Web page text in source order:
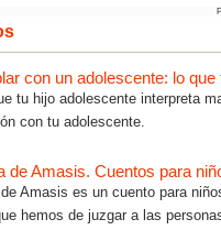
con un adolescente: lo
tu hijo adolescente interpreta
con tu adolescente.
de Amasis. Cuentos para
Amasis es un cuento para
hemos de juzgar a las personas